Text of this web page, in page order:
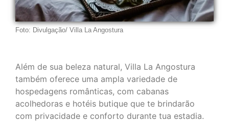
Foto: Divulgação/ Villa La Angostura
Além de sua beleza natural, Villa La Angostura
também oferece uma ampla variedade de
hospedagens românticas, com cabanas
acolhedoras e hotéis butique que te brindarão
com privacidade e conforto durante tua estadia.